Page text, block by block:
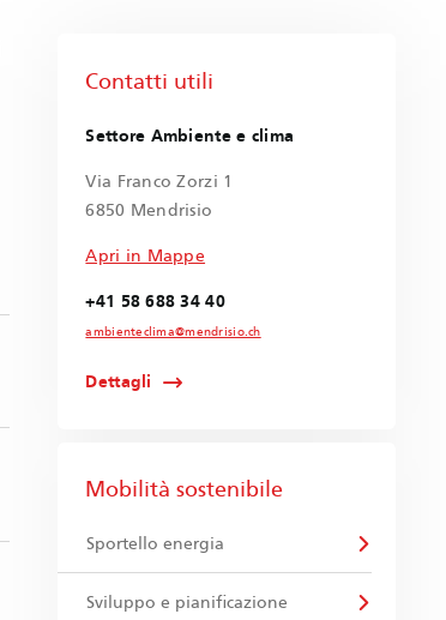
Contatti utili
Settore Ambiente e clima
Via Franco Zorzi 1
6850 Mendrisio
Apri in Mappe
+41 58 688 34 40
ambienteclima@mendrisio.ch
Dettagli
Mobilità sostenibile
Sportello energia
Sviluppo e pianificazione